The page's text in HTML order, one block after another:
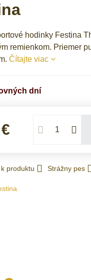
hodinky Festina
remienkom. Priemer
Čítajte viac
dní
produktu Strážny pes